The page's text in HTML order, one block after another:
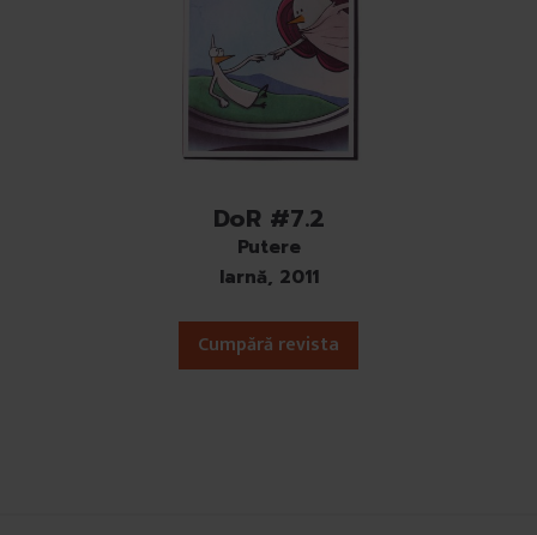
DoR #7.2
Putere
Iarnă, 2011
Cumpără revista